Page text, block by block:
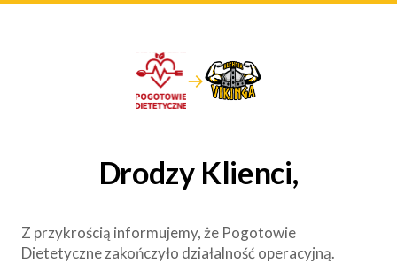
→
Drodzy Klienci,
Z przykrością informujemy, że Pogotowie
Dietetyczne zakończyło działalność operacyjną.